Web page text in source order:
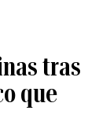
tras
que